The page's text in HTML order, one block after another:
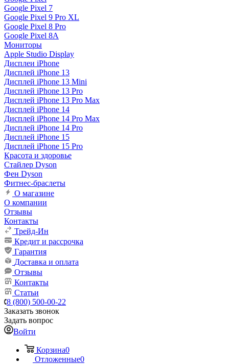
Google Pixel 7
Google Pixel 9 Pro XL
Google Pixel 8 Pro
Google Pixel 8A
Мониторы
Apple Studio Display
Дисплеи iPhone
Дисплей iPhone 13
Дисплей iPhone 13 Mini
Дисплей iPhone 13 Pro
Дисплей iPhone 13 Pro Max
Дисплей iPhone 14
Дисплей iPhone 14 Pro Max
Дисплей iPhone 14 Pro
Дисплей iPhone 15
Дисплей iPhone 15 Pro
Красота и здоровье
Стайлер Dyson
Фен Dyson
Фитнес-браслеты
О магазине
О компании
Отзывы
Контакты
Трейд-Ин
Кредит и рассрочка
Гарантия
Доставка и оплата
Отзывы
Контакты
Статьи
8 (800) 500-00-22
Заказать звонок
Задать вопрос
Войти
Корзина0
Отложенные0